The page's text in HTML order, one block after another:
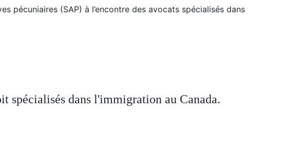
pécuniaires (SAP) à l’encontre des avocats spécialisés dans
spécialisés dans l'immigration au Canada.